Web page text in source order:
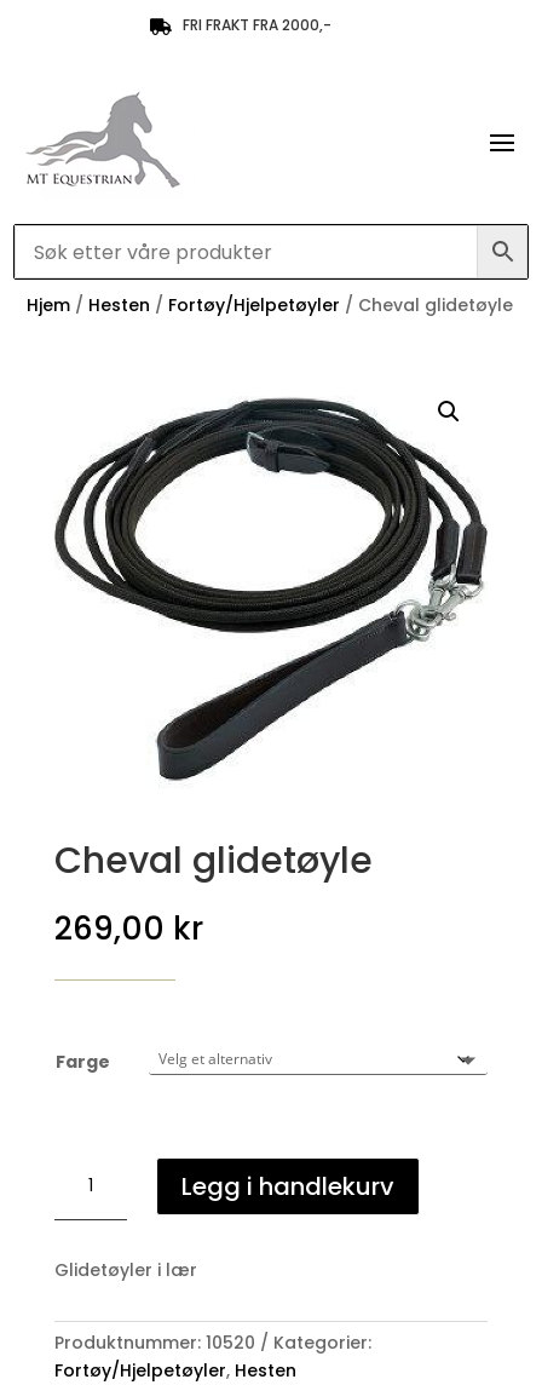
 FRI FRAKT FRA 2000,-
Hjem / Hesten / Fortøy/Hjelpetøyler / Cheval glidetøyle
Cheval glidetøyle
269,00 kr
Farge
glidetøyle
antall
Legg i handlekurv
Glidetøyler i lær
Produktnummer: 10520
Kategorier:
Fortøy/Hjelpetøyler, Hesten